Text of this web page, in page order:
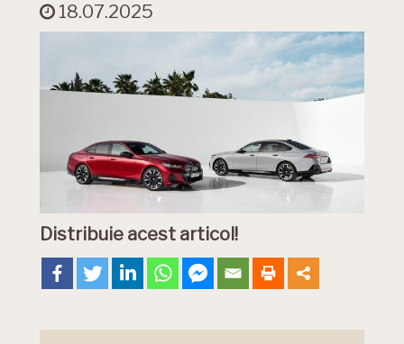
18.07.2025
Distribuie acest articol!